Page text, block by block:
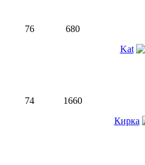
76 680
Kat
74 1660
Кирка